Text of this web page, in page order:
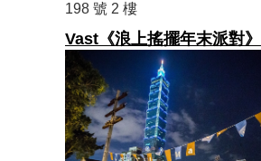
198 號 2 樓
Vast《浪上搖擺年末派對》